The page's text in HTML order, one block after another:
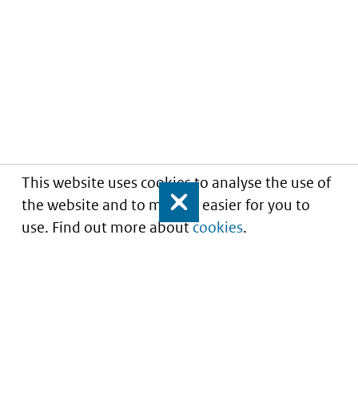
This website uses cookies to analyse the use of
the website and to make it easier for you to
use. Find out more aboutcookies.
Close